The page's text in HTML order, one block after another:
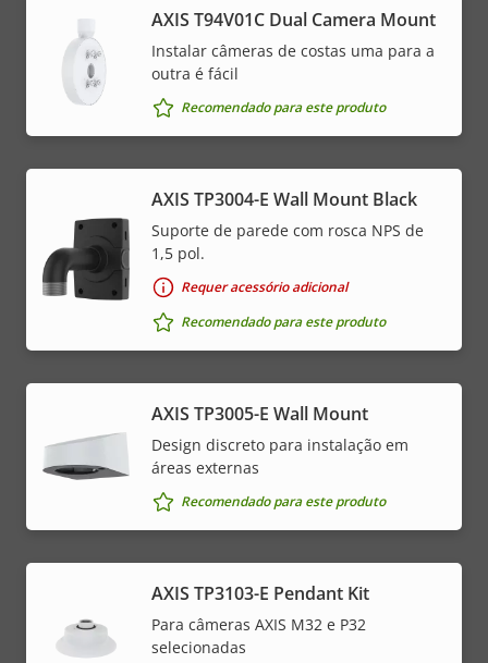
AXIS T94V01C Dual Camera Mount
Instalar câmeras de costas uma para a
outra é fácil
Recomendado para este produto
AXIS TP3004-E Wall Mount Black
Suporte de parede com rosca NPS de
1,5 pol.
Requer acessório adicional
Recomendado para este produto
AXIS TP3005-E Wall Mount
Design discreto para instalação em
áreas externas
Recomendado para este produto
AXIS TP3103-E Pendant Kit
Para câmeras AXIS M32 e P32
selecionadas